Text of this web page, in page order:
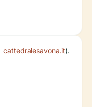
cattedralesavona.it).